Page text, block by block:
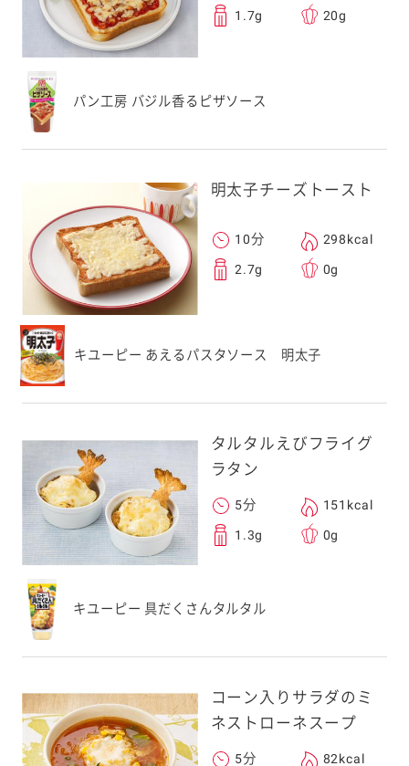
1.7g 20g
パン工房 バジル香るピザソース
明太子チーズトースト
10分 298kcal
2.7g 0g
キユーピー あえるパスタソース 明太子
タルタルえびフライグ
ラタン
5分 151kcal
1.3g 0g
キユーピー 具だくさんタルタル
コーン入りサラダのミ
ネストローネスープ
5分 82kcal